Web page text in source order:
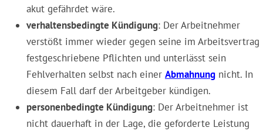
akut gefährdet wäre.
verhaltensbedingte Kündigung: Der Arbeitnehmer
verstößt immer wieder gegen seine im Arbeitsvertrag
festgeschriebene Pflichten und unterlässt sein
Fehlverhalten selbst nach einer Abmahnung nicht. In
diesem Fall darf der Arbeitgeber kündigen.
personenbedingte Kündigung: Der Arbeitnehmer ist
nicht dauerhaft in der Lage, die geforderte Leistung